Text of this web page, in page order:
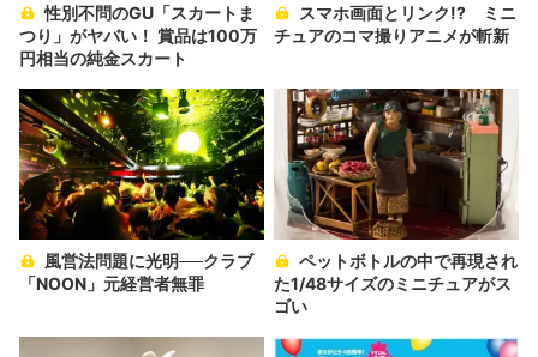
性別不問のGU「スカートま
つり」がヤバい！ 賞品は100万
円相当の純金スカート
チュアのコマ撮りアニメが斬新
「NOON」元経営者無罪
た1/48サイズのミニチュアがス
ゴい